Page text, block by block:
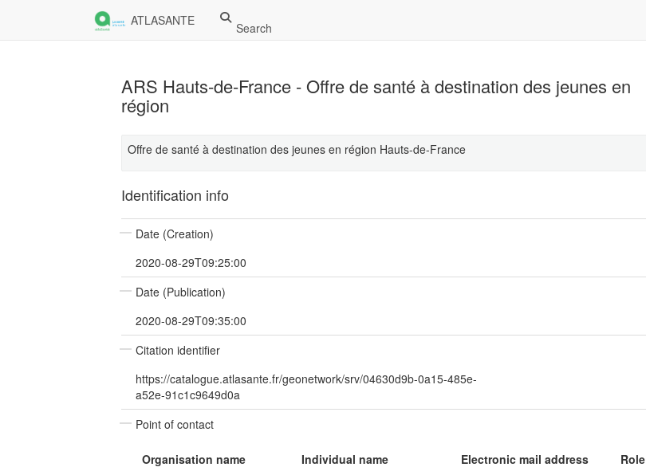
ATLASANTE Search
ARS Hauts-de-France - Offre de santé à destination des jeunes en
région
Offre de santé à destination des jeunes en région Hauts-de-France
Identification info
Date (Creation)
2020-08-29T09:25:00
Date (Publication)
2020-08-29T09:35:00
Citation identifier
https://catalogue.atlasante.fr/geonetwork/srv/04630d9b-0a15-485e-
a52e-91c1c9649d0a
Point of contact
Organisation name Individual name Electronic mail address
Role